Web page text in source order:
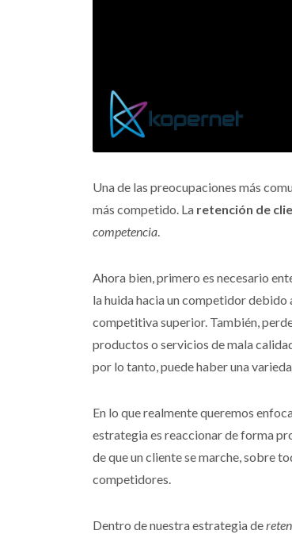
Una de las preocupaciones más
más competido. La retención de
competencia.
Ahora bien, primero es necesario
la huida hacia un competidor
competitiva superior. También,
productos o servicios de mala
por lo tanto, puede haber una
En lo que realmente queremos
estrategia es reaccionar de forma
de que un cliente se marche, sobre
competidores.
Dentro de nuestra estrategia de